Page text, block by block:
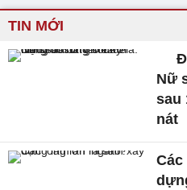
TIN MỚI
Nữ
sau
nát